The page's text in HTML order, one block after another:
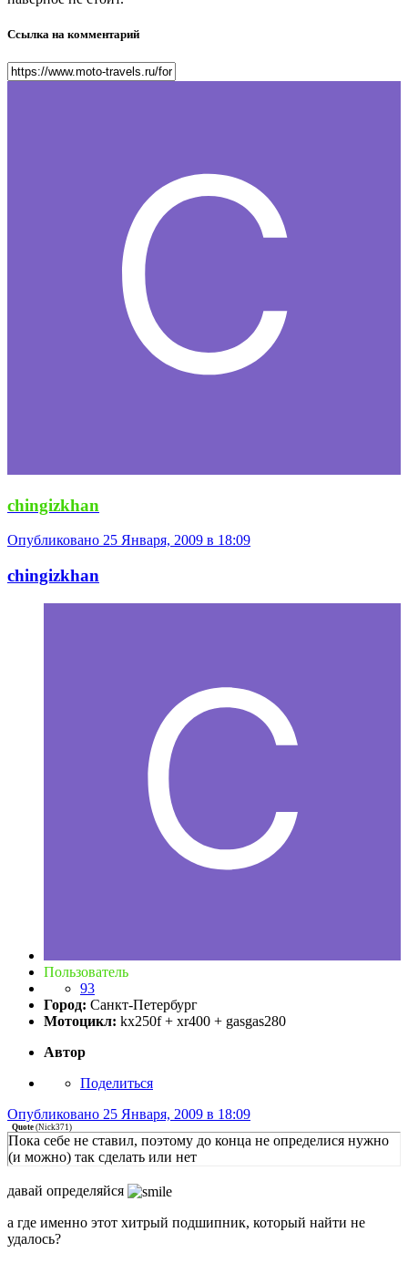
Ссылка на комментарий
chingizkhan
Опубликовано 25 Января, 2009 в 18:09
chingizkhan
Пользователь
93
Город: Санкт-Петербург
Мотоцикл: kx250f + xr400 + gasgas280
Автор
Поделиться
Опубликовано 25 Января, 2009 в 18:09
Quote (Nick371 )
Пока себе не ставил, поэтому до конца не определися нужно
(и можно) так сделать или нет
давай определяйся
а где именно этот хитрый подшипник, который найти не
удалось?